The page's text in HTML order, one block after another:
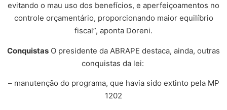
evitando o mau uso dos benefícios, e aperfeiçoamentos no
controle orçamentário, proporcionando maior equilíbrio
fiscal”, aponta Doreni.
Conquistas O presidente da ABRAPE destaca, ainda, outras
conquistas da lei:
– manutenção do programa, que havia sido extinto pela MP
1202